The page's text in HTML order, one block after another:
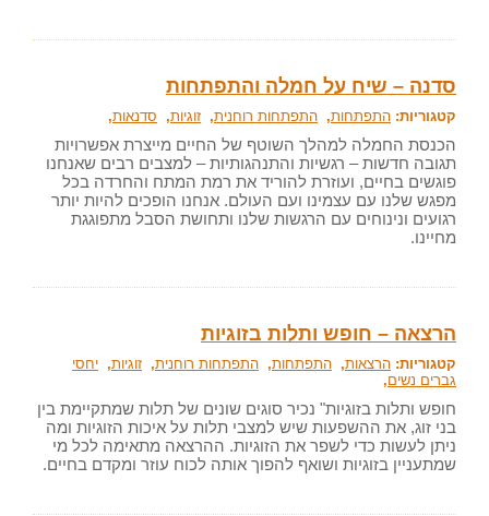
סדנה – שיח על חמלה והתפתחות
קטגוריות: התפתחות, התפתחות רוחנית, זוגיות, סדנאות,
הכנסת החמלה למהלך השוטף של החיים מייצרת אפשרויות
תגובה חדשות – רגשיות והתנהגותיות – למצבים רבים שאנחנו
פוגשים בחיים, ועוזרת להוריד את רמת המתח והחרדה בכל
מפגש שלנו עם עצמינו ועם העולם. אנחנו הופכים להיות יותר
רגועים ונינוחים עם הרגשות שלנו ותחושת הסבל מתפוגגת
מחיינו.
הרצאה – חופש ותלות בזוגיות
קטגוריות: הרצאות, התפתחות, התפתחות רוחנית, זוגיות, יחסי
גברים נשים,
חופש ותלות בזוגיות" נכיר סוגים שונים של תלות שמתקיימת בין
בני זוג, את ההשפעות שיש למצבי תלות על איכות הזוגיות ומה
ניתן לעשות כדי לשפר את הזוגיות. ההרצאה מתאימה לכל מי
שמתעניין בזוגיות ושואף להפוך אותה לכוח עוזר ומקדם בחיים.